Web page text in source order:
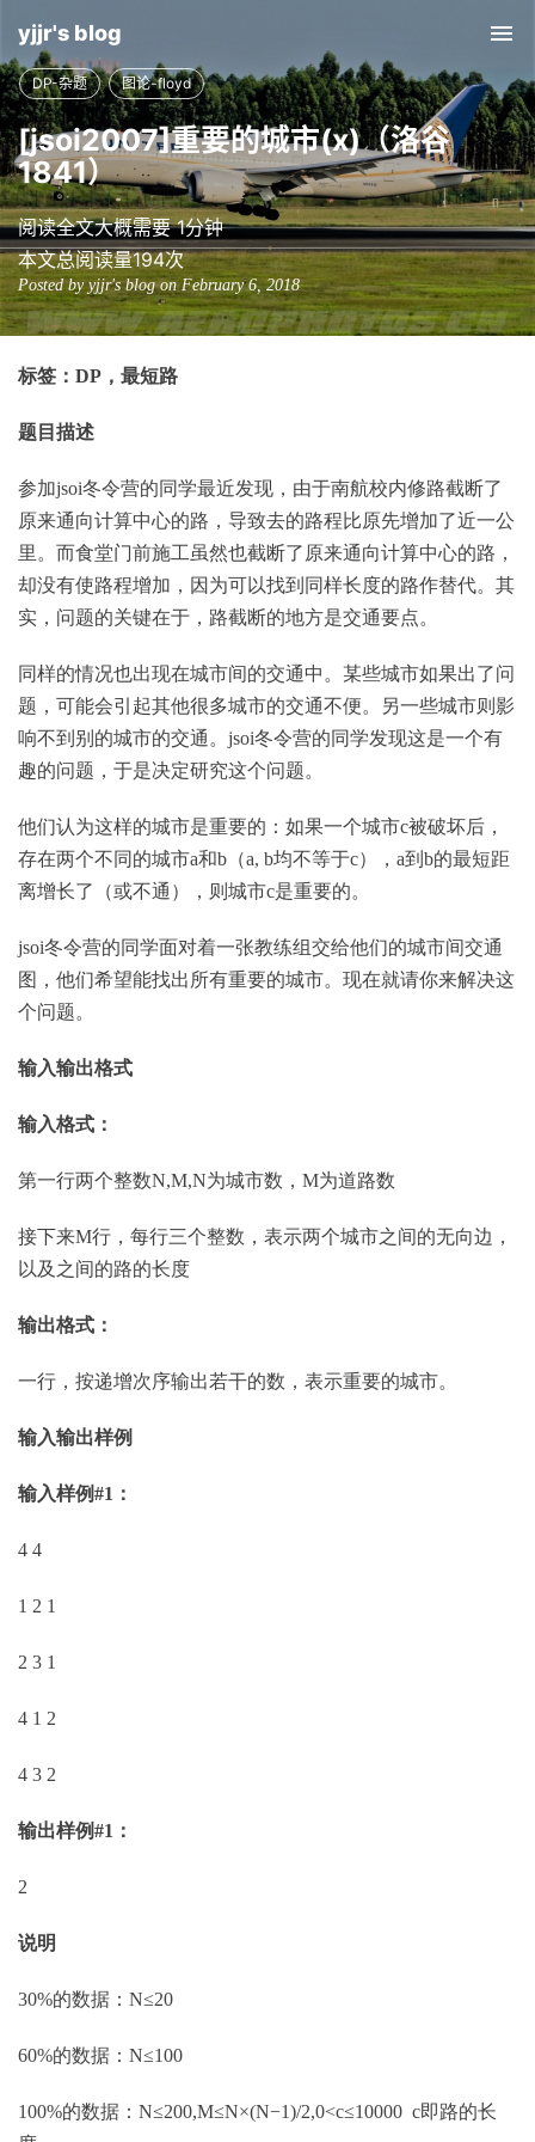
yjjr's blog
DP-杂题 图论-floyd
[jsoi2007]重要的城市(x)（洛谷
1841）
阅读全文大概需要 1分钟
本文总阅读量194次
Posted by yjjr's blog on February 6, 2018
标签：DP，最短路
题目描述
参加jsoi冬令营的同学最近发现，由于南航校内修路截断了
原来通向计算中心的路，导致去的路程比原先增加了近一公
里。而食堂门前施工虽然也截断了原来通向计算中心的路，
却没有使路程增加，因为可以找到同样长度的路作替代。其
实，问题的关键在于，路截断的地方是交通要点。
同样的情况也出现在城市间的交通中。某些城市如果出了问
题，可能会引起其他很多城市的交通不便。另一些城市则影
响不到别的城市的交通。jsoi冬令营的同学发现这是一个有
趣的问题，于是决定研究这个问题。
他们认为这样的城市是重要的：如果一个城市c被破坏后，
存在两个不同的城市a和b（a, b均不等于c），a到b的最短距
离增长了（或不通），则城市c是重要的。
jsoi冬令营的同学面对着一张教练组交给他们的城市间交通
图，他们希望能找出所有重要的城市。现在就请你来解决这
个问题。
输入输出格式
输入格式：
第一行两个整数N,M,N为城市数，M为道路数
接下来M行，每行三个整数，表示两个城市之间的无向边，
以及之间的路的长度
输出格式：
一行，按递增次序输出若干的数，表示重要的城市。
输入输出样例
输入样例#1：
4 4
1 2 1
2 3 1
4 1 2
4 3 2
输出样例#1：
2
说明
30%的数据：N≤20
60%的数据：N≤100
100%的数据：N≤200,M≤N×(N−1)/2,0<c≤10000 c即路的长